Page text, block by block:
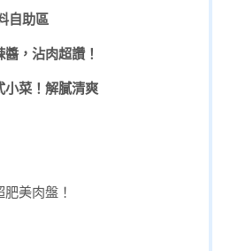
自助區
，沾肉超讚！
小菜！解膩清爽
美肉盤！